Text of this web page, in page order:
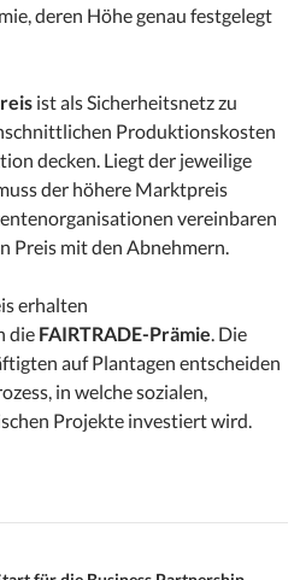
deren Höhe genau festgelegt
ist als Sicherheitsnetz zu
Produktionskosten
decken. Liegt der jeweilige
der höhere Marktpreis
vereinbaren
Preis mit den Abnehmern.
erhalten
die FAIRTRADE-Prämie. Die
auf Plantagen entscheiden
in welche sozialen,
Projekte investiert wird.